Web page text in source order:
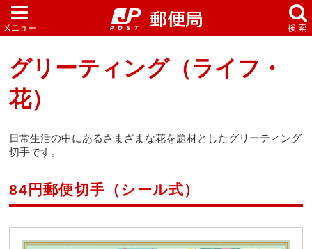
グリーティング（ライフ・
花）
日常生活の中にあるさまざまな花を題材としたグリーティング
切手です。
84円郵便切手（シール式）